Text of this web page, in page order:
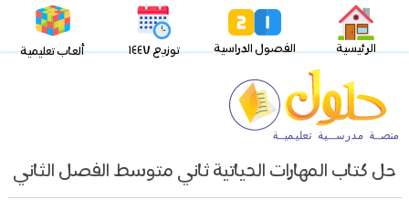
الرئيسية الفصول الدراسية توزيع ١٤٤٧ ألعاب تعليمية
حل كتاب المهارات الحياتية ثاني متوسط الفصل الثاني